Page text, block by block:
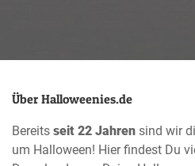
Über Halloweenies.de
Bereits seit 22 Jahren sind wir
um Halloween! Hier findest Du